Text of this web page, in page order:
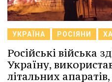
УКРАЇНА РОСІЯНИ
Російські війська
Україну,
літальних